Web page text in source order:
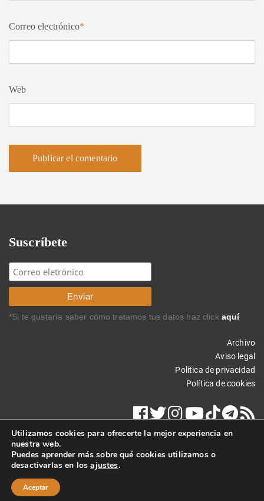
Correo electrónico*
Web
Suscríbete
*Si te gustaría saber cómo tratamos tus datos haz click aquí
Archivo
Aviso legal
Política de privacidad
Política de cookies
Copyright © 2015 Carlos Rodríguez Braun. Todos los derechos
reservados.
Utilizamos cookies para ofrecerte la mejor experiencia en
nuestra web.
Puedes aprender más sobre qué cookies utilizamos o
desactivarlas en losajustes.
Aceptar